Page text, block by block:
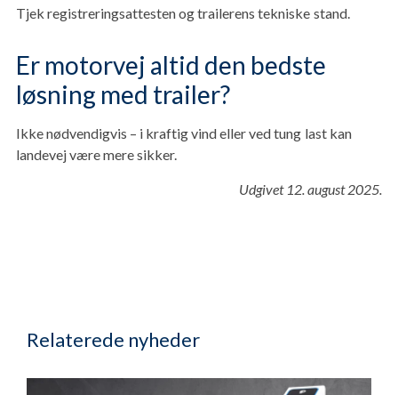
Tjek registreringsattesten og trailerens tekniske stand.
Er motorvej altid den bedste
løsning med trailer?
Ikke nødvendigvis – i kraftig vind eller ved tung last kan
landevej være mere sikker.
Udgivet 12. august 2025.
Relaterede nyheder